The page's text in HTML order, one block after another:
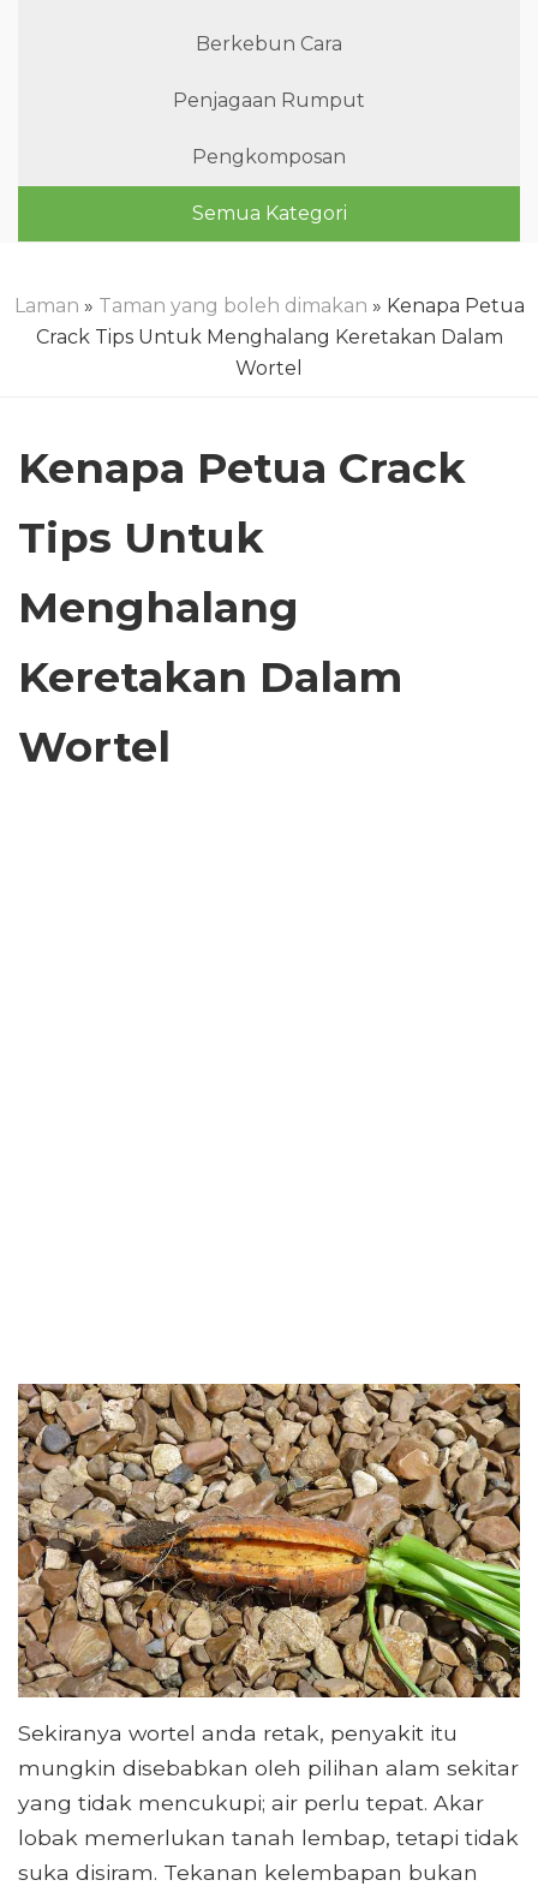
Berkebun Cara
Penjagaan Rumput
Pengkomposan
Semua Kategori
Laman » Taman yang boleh dimakan » Kenapa Petua
Crack Tips Untuk Menghalang Keretakan Dalam
Wortel
Kenapa Petua Crack
Tips Untuk
Menghalang
Keretakan Dalam
Wortel
Sekiranya wortel anda retak, penyakit itu
mungkin disebabkan oleh pilihan alam sekitar
yang tidak mencukupi; air perlu tepat. Akar
lobak memerlukan tanah lembap, tetapi tidak
suka disiram. Tekanan kelembapan bukan